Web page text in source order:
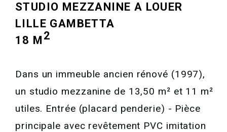
STUDIO MEZZANINE A LOUER
LILLE GAMBETTA
18 M2
Dans un immeuble ancien rénové (1997),
un studio mezzanine de 13,50 m² et 11 m²
utiles. Entrée (placard penderie) - Pièce
principale avec revêtement PVC imitation